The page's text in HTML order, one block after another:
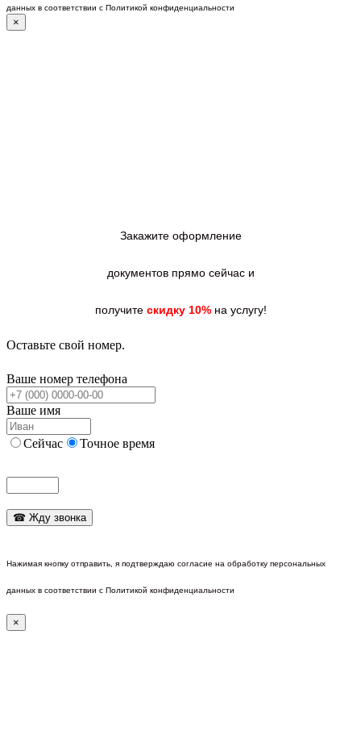
данных в соответствии с Политикой конфиденциальности
×
Закажите оформление
документов прямо сейчас и
получите скидку 10%на услугу!
Оставьте свой номер.
Ваше номер телефона
Ваше имя
Сейчас Точное время
Нажимая кнопку отправить, я подтверждаю согласие на обработку персональных
данных в соответствии с Политикой конфиденциальности
×